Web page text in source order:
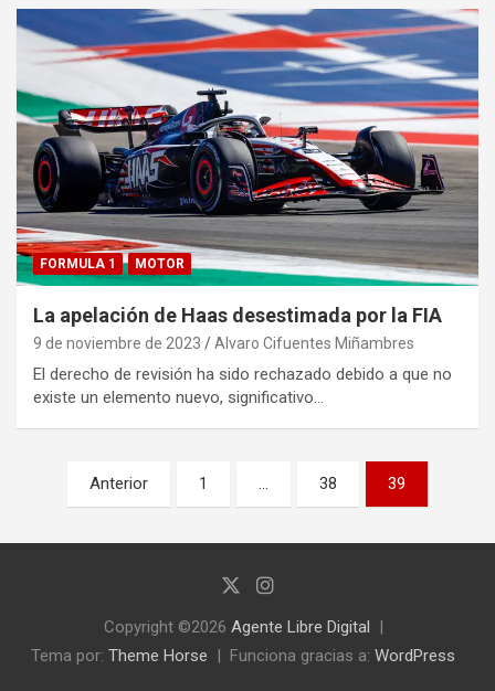
FORMULA 1 MOTOR
La apelación de Haas desestimada por la FIA
9 de noviembre de 2023 Alvaro Cifuentes Miñambres
El derecho de revisión ha sido rechazado debido a que no
existe un elemento nuevo, significativo…
Paginación
entradas
Anterior 1 … 38 39
Copyright ©2026 Agente Libre Digital
Tema por: Theme Horse Funciona gracias a: WordPress